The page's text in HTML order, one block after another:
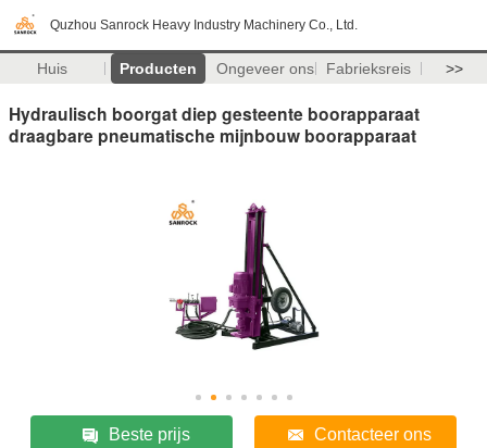
Quzhou Sanrock Heavy Industry Machinery Co., Ltd.
Huis Producten Ongeveer ons Fabrieksreis >>
Hydraulisch boorgat diep gesteente boorapparaat
draagbare pneumatische mijnbouw boorapparaat
Beste prijs Contacteer ons